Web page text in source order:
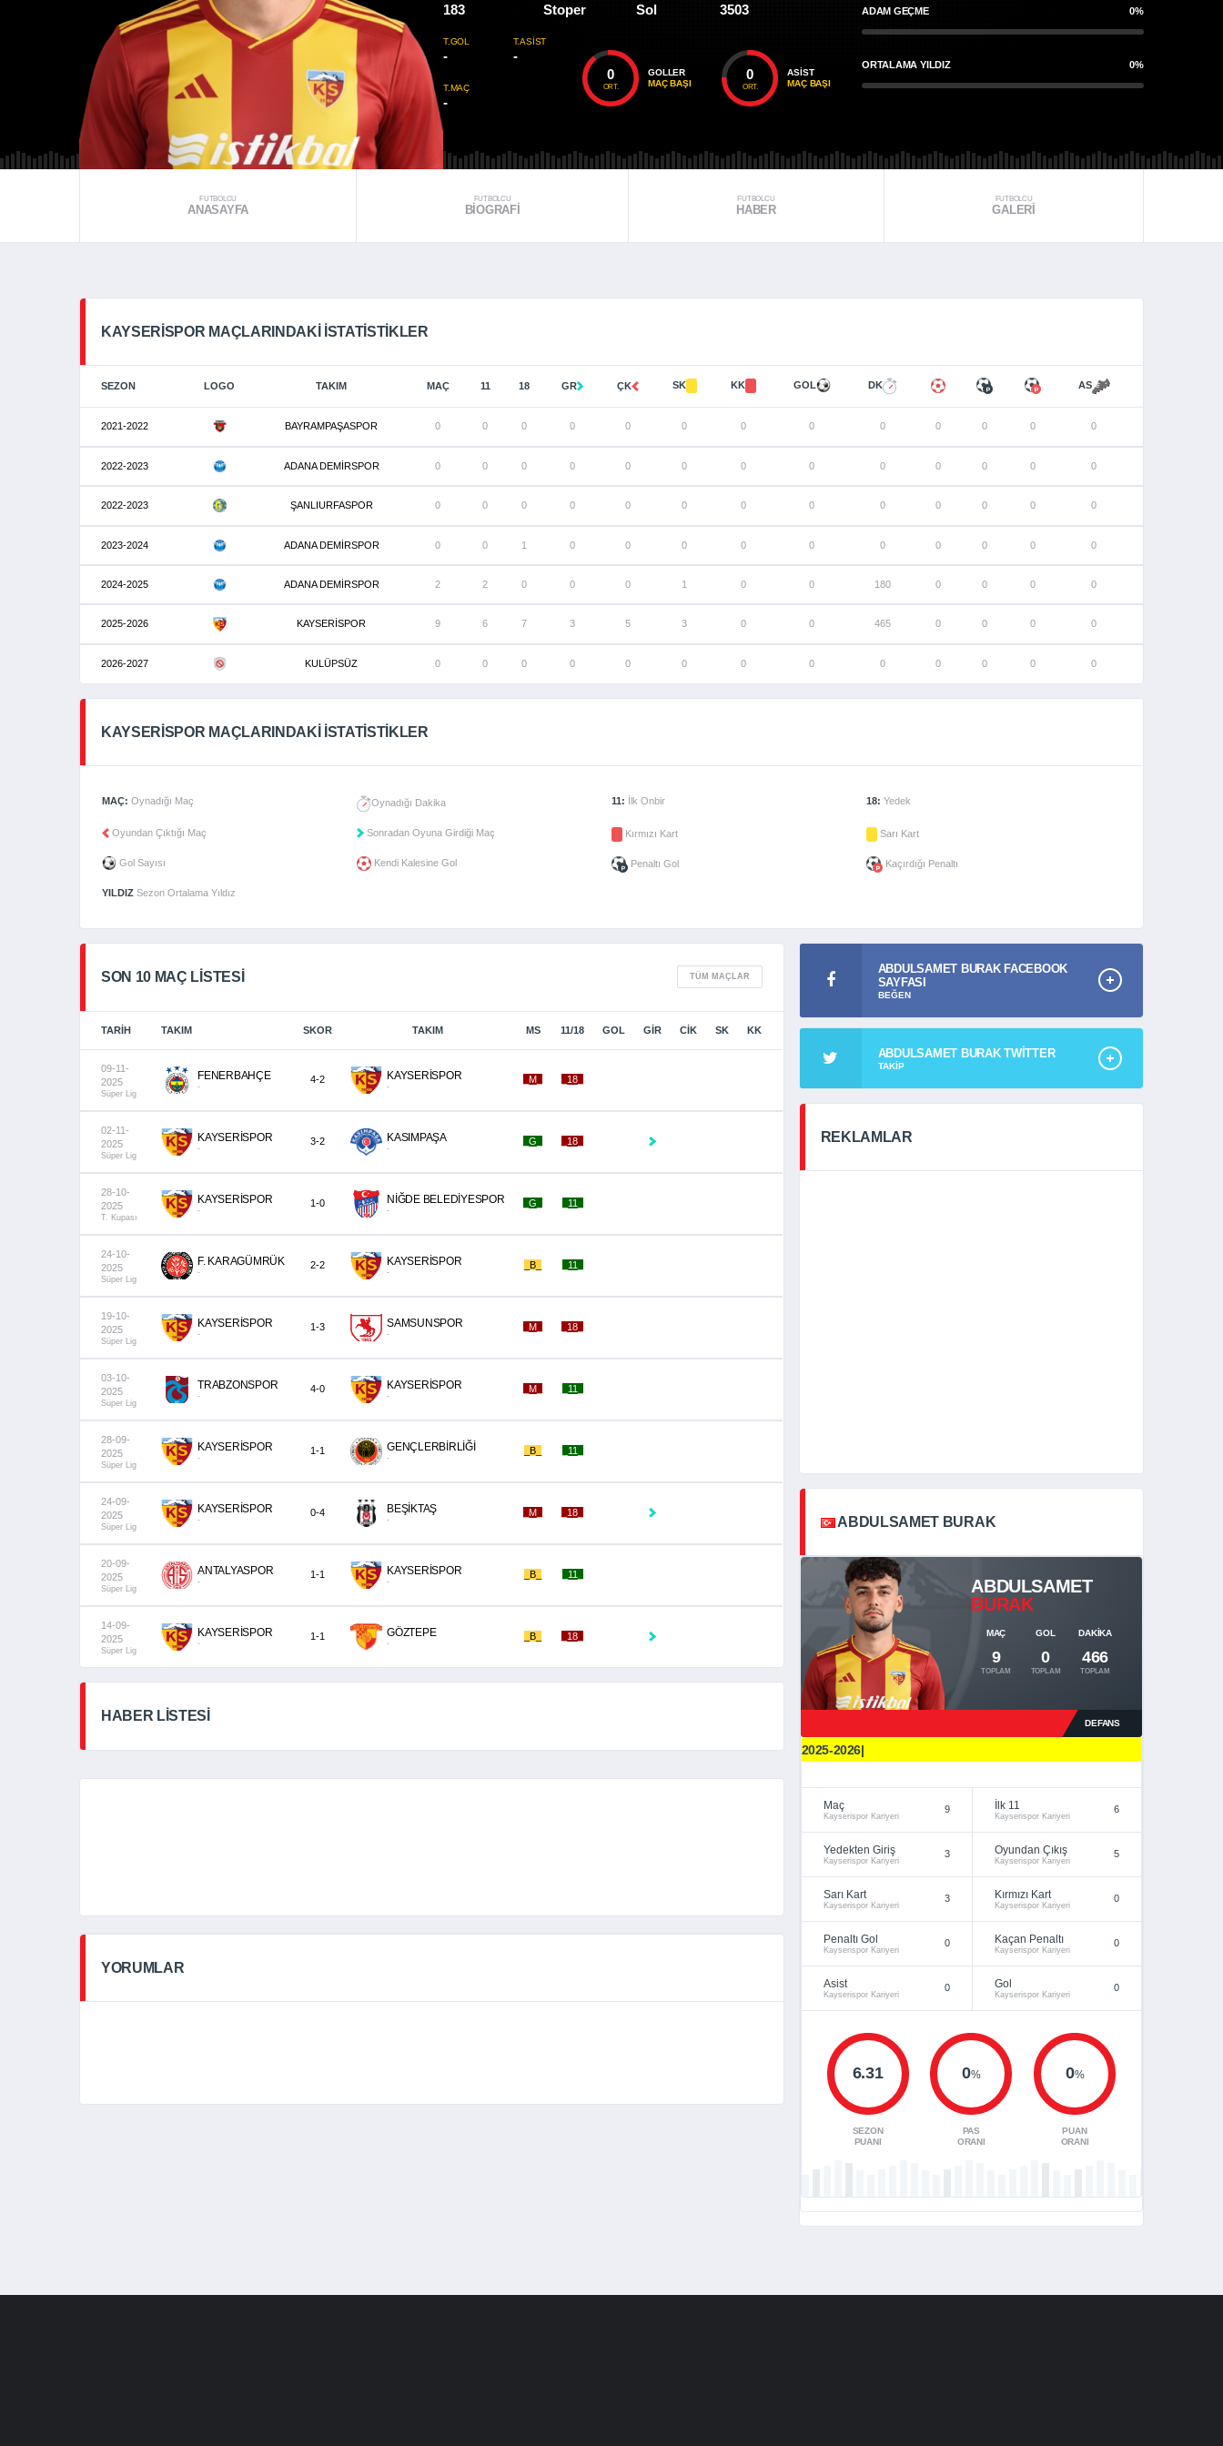
183 Stoper Sol 3503
T.GOL
-
T.ASIST
-
T.MAÇ
-
0
ORT.
GOLLER
MAÇ BAŞI
0
ORT.
ASIST
MAÇ BAŞI
ADAM GEÇME 0%
ORTALAMA YILDIZ 0%
FUTBOLCU
ANASAYFA
FUTBOLCU
BIOGRAFI
FUTBOLCU
HABER
FUTBOLCU
GALERI
KAYSERISPOR MAÇLARINDAKI İSTATISTIKLER
SEZON LOGO TAKIM MAÇ 11 18 GR ÇK SK KK GOL DK AS
2021-2022 BAYRAMPAŞASPOR 0 0 0 0 0 0 0 0 0 0 0 0 0
2022-2023 ADANA DEMİRSPOR 0 0 0 0 0 0 0 0 0 0 0 0 0
2022-2023 ŞANLIURFASPOR 0 0 0 0 0 0 0 0 0 0 0 0 0
2023-2024 ADANA DEMİRSPOR 0 0 1 0 0 0 0 0 0 0 0 0 0
2024-2025 ADANA DEMİRSPOR 2 2 0 0 0 1 0 0 180 0 0 0 0
2025-2026 KAYSERİSPOR 9 6 7 3 5 3 0 0 465 0 0 0 0
2026-2027 KULÜPSÜZ 0 0 0 0 0 0 0 0 0 0 0 0 0
KAYSERISPOR MAÇLARINDAKI İSTATISTIKLER
MAÇ: Oynadığı Maç Oynadığı Dakika 11: İlk Onbir 18: Yedek
Oyundan Çıktığı Maç Sonradan Oyuna Girdiği Maç Kırmızı Kart Sarı Kart
Gol Sayısı Kendi Kalesine Gol Penaltı Gol Kaçırdığı Penaltı
YILDIZ Sezon Ortalama Yıldız
SON 10 MAÇ LISTESI TÜM MAÇLAR
TARIH TAKIM SKOR TAKIM MS 11/18 GOL GİR CİK SK KK
09-11-
2025
Süper Lig
FENERBAHÇE
-
4-2 KAYSERİSPOR
-
_M_ _18_
02-11-
2025
Süper Lig
KAYSERİSPOR
-
3-2 KASIMPAŞA
-
_G_ _18_
28-10-
2025
T. Kupası
KAYSERİSPOR
-
1-0 NİĞDE BELEDİYESPOR
-
_G_ _11_
24-10-
2025
Süper Lig
F. KARAGÜMRÜK
-
2-2 KAYSERİSPOR
-
_B_ _11_
19-10-
2025
Süper Lig
KAYSERİSPOR
-
1-3 SAMSUNSPOR
-
_M_ _18_
03-10-
2025
Süper Lig
TRABZONSPOR
-
4-0 KAYSERİSPOR
-
_M_ _11_
28-09-
2025
Süper Lig
KAYSERİSPOR
-
1-1 GENÇLERBİRLİĞİ
-
_B_ _11_
24-09-
2025
Süper Lig
KAYSERİSPOR
-
0-4 BEŞİKTAŞ
-
_M_ _18_
20-09-
2025
Süper Lig
ANTALYASPOR
-
1-1 KAYSERİSPOR
-
_B_ _11_
14-09-
2025
Süper Lig
KAYSERİSPOR
-
1-1 GÖZTEPE
-
_B_ _18_
HABER LİSTESİ
YORUMLAR
ABDULSAMET BURAK FACEBOOK
SAYFASI
BEĞEN
ABDULSAMET BURAK TWITTER
TAKIP
REKLAMLAR
ABDULSAMET BURAK
ABDULSAMET
BURAK
MAÇ
9
TOPLAM
GOL
0
TOPLAM
DAKIKA
466
TOPLAM
DEFANS
2025-2026|
Maç
Kayserispor Kariyeri
9 İlk 11
Kayserispor Kariyeri
6
Yedekten Giriş
Kayserispor Kariyeri
3 Oyundan Çıkış
Kayserispor Kariyeri
5
Sarı Kart
Kayserispor Kariyeri
3 Kırmızı Kart
Kayserispor Kariyeri
0
Penaltı Gol
Kayserispor Kariyeri
0 Kaçan Penaltı
Kayserispor Kariyeri
0
Asist
Kayserispor Kariyeri
0 Gol
Kayserispor Kariyeri
0
6.31
SEZON
PUANI
0%
PAS
ORANI
0%
PUAN
ORANI